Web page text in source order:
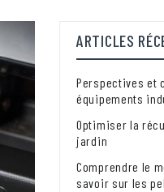
ARTICLES
Perspectives et
équipements
Optimiser la
jardin
Comprendre le
savoir sur les